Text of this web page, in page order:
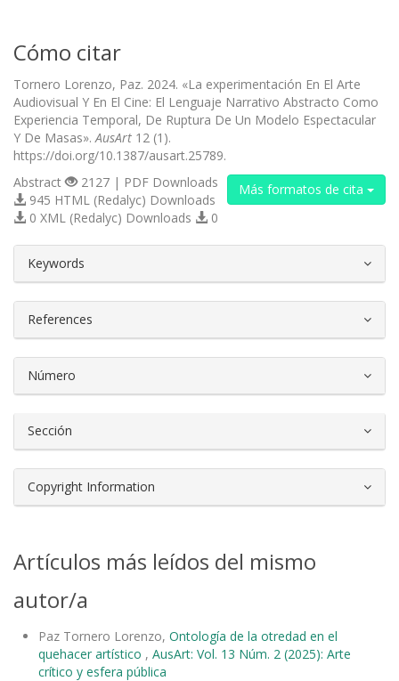
Cómo citar
Tornero Lorenzo, Paz. 2024. «La experimentación En El Arte
Audiovisual Y En El Cine: El Lenguaje Narrativo Abstracto Como
Experiencia Temporal, De Ruptura De Un Modelo Espectacular
Y De Masas».AusArt 12 (1).
https://doi.org/10.1387/ausart.25789.
Más formatos de cita
Abstract
2127 | PDF Downloads
945 HTML (Redalyc) Downloads
0 XML (Redalyc) Downloads
0
Keywords
References
Número
Sección
Copyright Information
Artículos más leídos del mismo
autor/a
Paz Tornero Lorenzo, Ontología de la otredad en el
quehacer artístico , AusArt: Vol. 13 Núm. 2 (2025): Arte
crítico y esfera pública